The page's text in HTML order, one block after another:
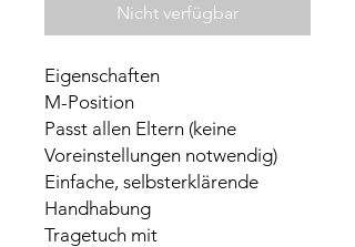
Nicht verfügbar
Eigenschaften
M-Position
Passt allen Eltern (keine
Voreinstellungen notwendig)
Einfache, selbsterklärende
Handhabung
Tragetuch mit